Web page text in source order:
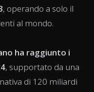
, operando a solo il
al mondo.
ha raggiunto i
, supportato da una
di 120 miliardi